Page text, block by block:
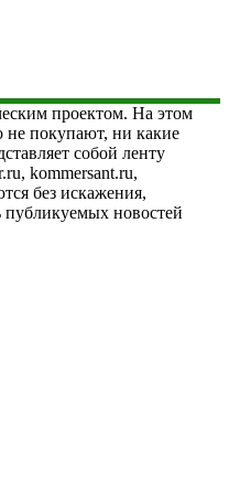
проектом. На этом
не покупают, ни какие
собой ленту
kommersant.ru,
без искажения,
публикуемых новостей